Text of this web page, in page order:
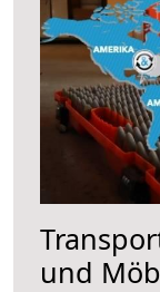
und